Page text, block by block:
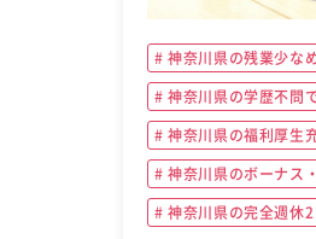
神奈川県の残業少な
神奈川県の学歴不問
神奈川県の福利厚生
神奈川県のボーナス
神奈川県の完全週休